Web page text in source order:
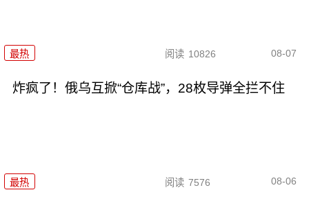
最热 阅读 10826 08-07
炸疯了！俄乌互掀“仓库战”，28枚导弹全拦不住
最热 阅读 7576 08-06